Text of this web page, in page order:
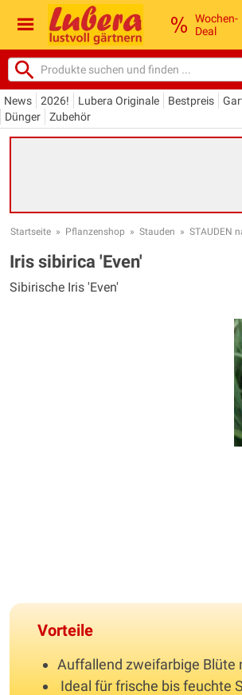
Wochen-
Deal
News 2026! Lubera Originale Bestpreis
Dünger
Zubehör
Startseite » Pflanzenshop » Stauden » STAUDEN
Iris sibirica 'Even'
Sibirische Iris 'Even'
Vorteile
Auffallend zweifarbige
Ideal für frische bis feuchte